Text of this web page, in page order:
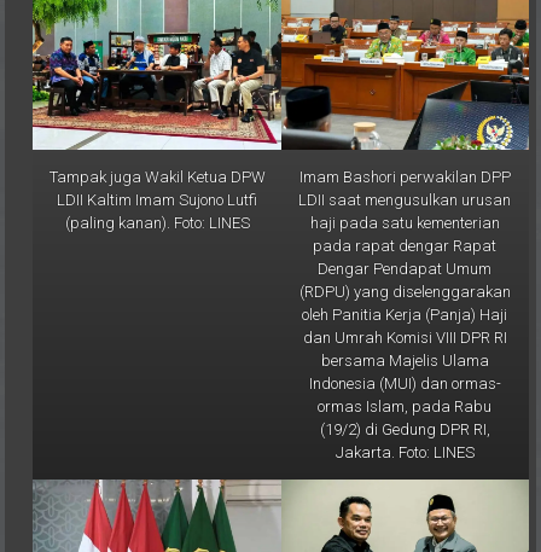
Tampak juga Wakil Ketua DPW
LDII Kaltim Imam Sujono Lutfi
(paling kanan). Foto: LINES
Imam Bashori perwakilan DPP
LDII saat mengusulkan urusan
haji pada satu kementerian
pada rapat dengar Rapat
Dengar Pendapat Umum
(RDPU) yang diselenggarakan
oleh Panitia Kerja (Panja) Haji
dan Umrah Komisi VIII DPR RI
bersama Majelis Ulama
Indonesia (MUI) dan ormas-
ormas Islam, pada Rabu
(19/2) di Gedung DPR RI,
Jakarta. Foto: LINES